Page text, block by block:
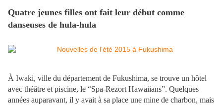
Quatre jeunes filles ont fait leur début comme
danseuses de hula-hula
À Iwaki, ville du département de Fukushima, se trouve un hôtel
avec théâtre et piscine, le “Spa-Rezort Hawaiians”. Quelques
années auparavant, il y avait à sa place une mine de charbon, mais